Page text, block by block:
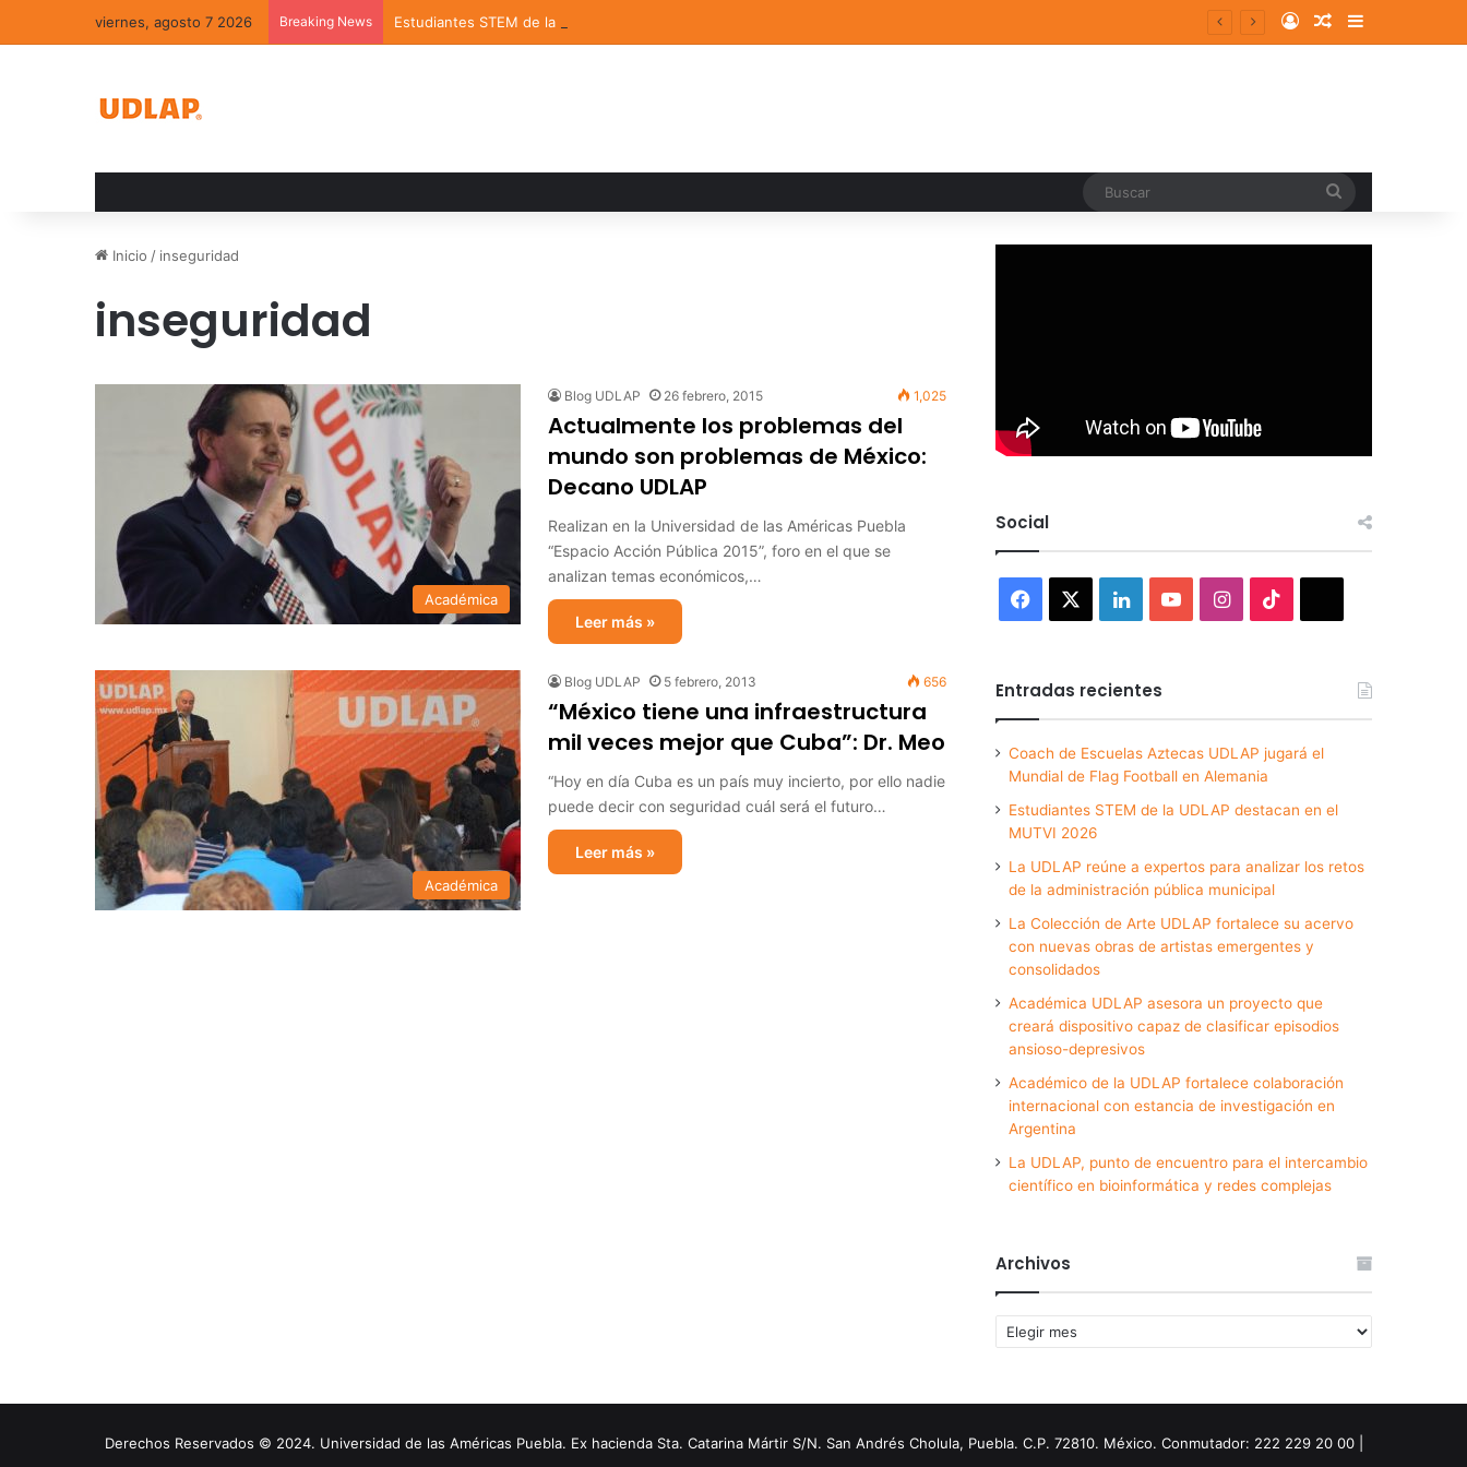
viernes, agosto 7 2026 Breaking News Estudiantes STEM de la UDLAP destacan en el MUTVI 2026 Log InRandom Article
Sidebar
Inicio / inseguridad
inseguridad
Académica
Blog UDLAP 26 febrero, 2015 1,025
Actualmente los problemas del
mundo son problemas de México:
Decano UDLAP
Realizan en la Universidad de las Américas Puebla
“Espacio Acción Pública 2015”, foro en el que se
analizan temas económicos,…
Leer más »
Académica
Blog UDLAP 5 febrero, 2013 656
“México tiene una infraestructura
mil veces mejor que Cuba”: Dr. Meo
“Hoy en día Cuba es un país muy incierto, por ello nadie
puede decir con seguridad cuál será el futuro…
Leer más »
Social
Facebook LinkedInYouTubeInstagram
Entradas recientes
Coach de Escuelas Aztecas UDLAP jugará el
Mundial de Flag Football en Alemania
Estudiantes STEM de la UDLAP destacan en el
MUTVI 2026
La UDLAP reúne a expertos para analizar los retos
de la administración pública municipal
La Colección de Arte UDLAP fortalece su acervo
con nuevas obras de artistas emergentes y
consolidados
Académica UDLAP asesora un proyecto que
creará dispositivo capaz de clasificar episodios
ansioso-depresivos
Académico de la UDLAP fortalece colaboración
internacional con estancia de investigación en
Argentina
La UDLAP, punto de encuentro para el intercambio
científico en bioinformática y redes complejas
Archivos
Archivos
Derechos Reservados © 2024. Universidad de las Américas Puebla. Ex hacienda Sta. Catarina Mártir S/N. San Andrés Cholula, Puebla. C.P. 72810. México. Conmutador: 222 229 20 00 |